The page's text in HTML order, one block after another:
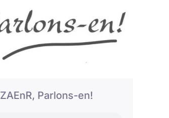
ZAEnR, Parlons-en!